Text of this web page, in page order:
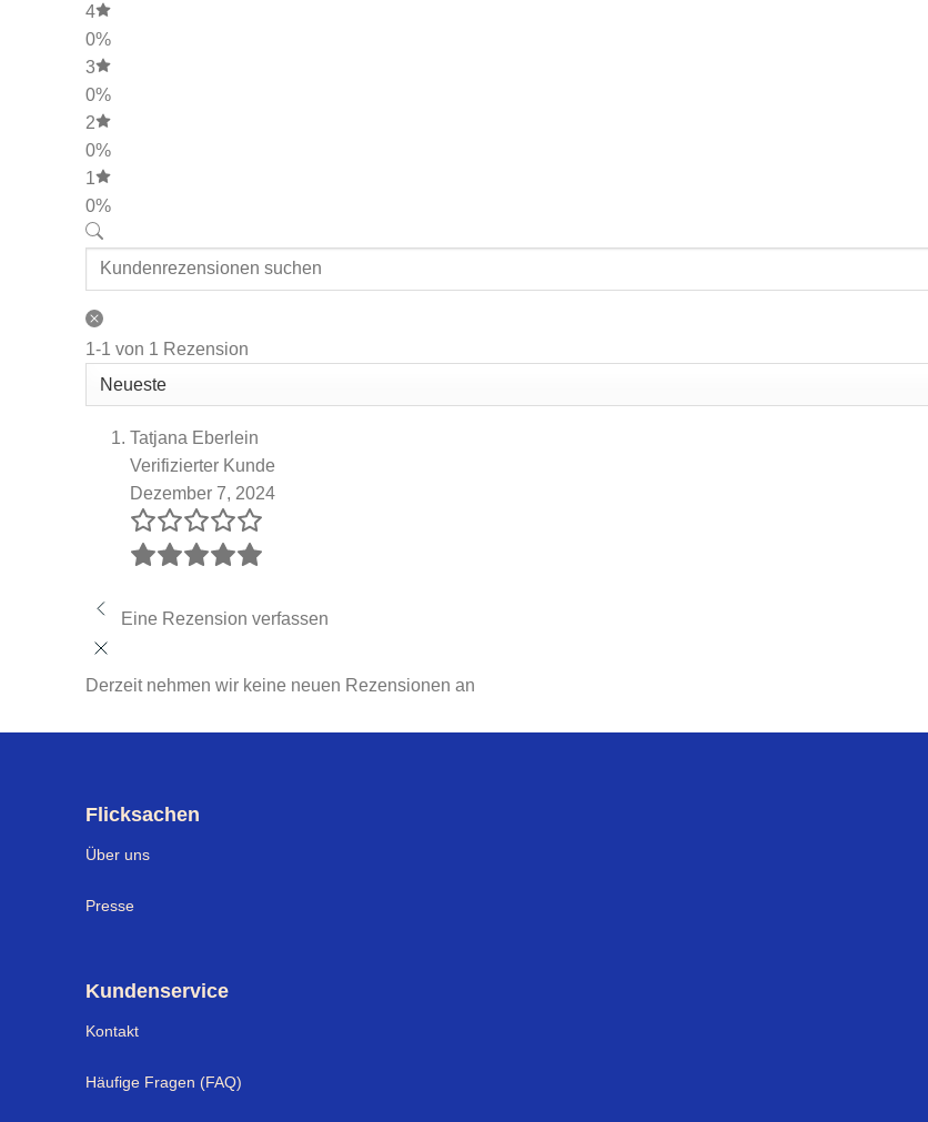
4
0%
3
0%
2
0%
1
0%
1-1 von 1 Rezension
Tatjana Eberlein
Verifizierter Kunde
Dezember 7, 2024
Eine Rezension verfassen
Derzeit nehmen wir keine neuen Rezensionen an
Flicksachen
Über uns
Presse
Kundenservice
Kontakt
Häufige Fragen (FAQ)